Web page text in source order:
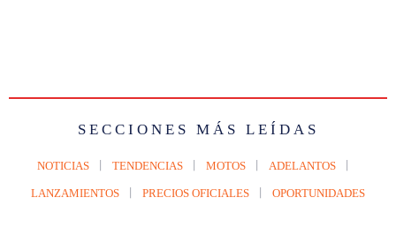
SECCIONES MÁS LEÍDAS
NOTICIAS TENDENCIAS MOTOS ADELANTOS
LANZAMIENTOS PRECIOS OFICIALES OPORTUNIDADES